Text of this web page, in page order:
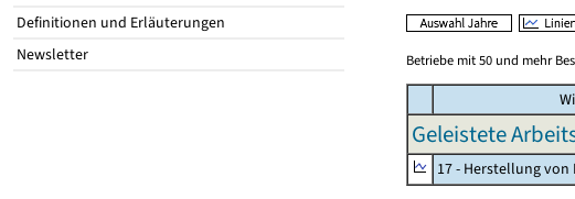
Definitionen und Erläuterungen
Newsletter
Betriebe mit 50 und mehr
Geleistete
17 - Herstellung von